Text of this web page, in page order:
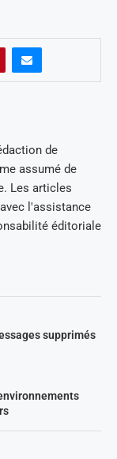
de
assumé de
Les articles
l'assistance
éditoriale
supprimés